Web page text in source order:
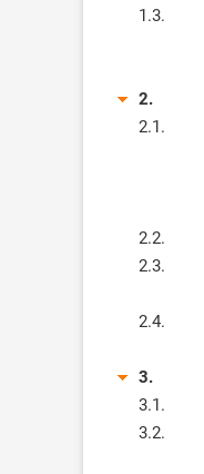
1.3.
2.
2.1.
2.2.
2.3.
2.4.
3.
3.1.
3.2.